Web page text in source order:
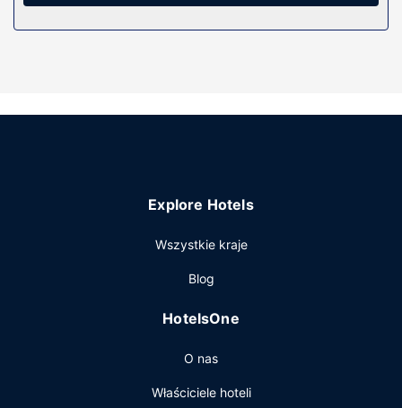
Hotel oferuje bezpłatne śniadanie w formie bufetu
Udogodnienia biznesowe to centrum biznesowe, usługi
udogodnienia to transport z lotniska i na lotnisko (całą
Explore Hotels
Wszystkie kraje
Blog
HotelsOne
O nas
Właściciele hoteli